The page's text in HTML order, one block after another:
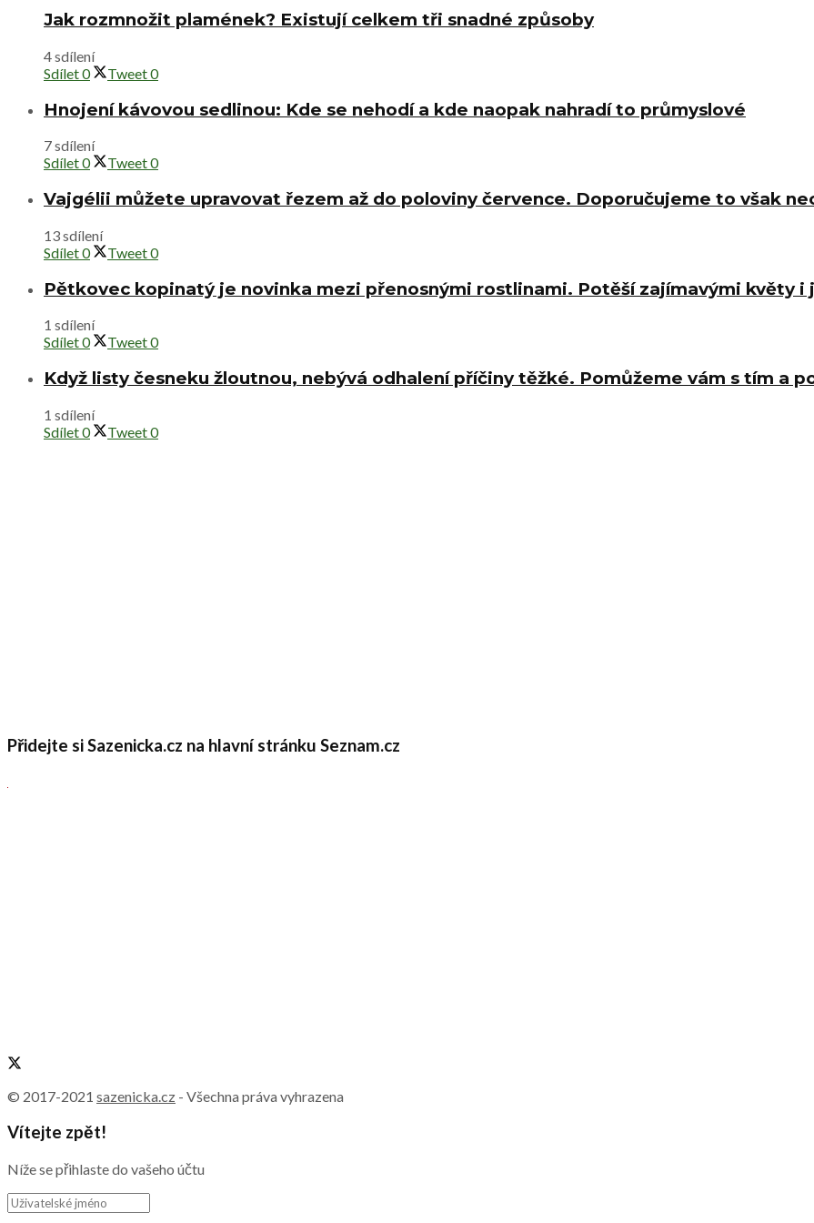
Jak rozmnožit plamének? Existují celkem tři snadné způsoby
4 sdílení
Sdílet0 Tweet0
Hnojení kávovou sedlinou: Kde se nehodí a kde naopak nahradí to průmyslové
7 sdílení
Sdílet0 Tweet0
Vajgélii můžete upravovat řezem až do poloviny července. Doporučujeme to však
13 sdílení
Sdílet0 Tweet0
Pětkovec kopinatý je novinka mezi přenosnými rostlinami. Potěší zajímavými květy i
1 sdílení
Sdílet0 Tweet0
Když listy česneku žloutnou, nebývá odhalení příčiny těžké. Pomůžeme vám s tím a
1 sdílení
Sdílet0 Tweet0
Přidejte si Sazenicka.cz na hlavní stránku Seznam.cz
© 2017-2021 sazenicka.cz - Všechna práva vyhrazena
Vítejte zpět!
Níže se přihlaste do vašeho účtu